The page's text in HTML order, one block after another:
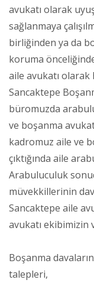
avukatı olarak
sağlanmaya
birliğinden ya da
koruma
aile avukatı
Sancaktepe
büromuzda
ve boşanma
kadromuz aile ve
çıktığında aile
Arabuluculuk
müvekkillerinin
Sancaktepe aile
avukatı ekibimizin
Boşanma
talepleri,